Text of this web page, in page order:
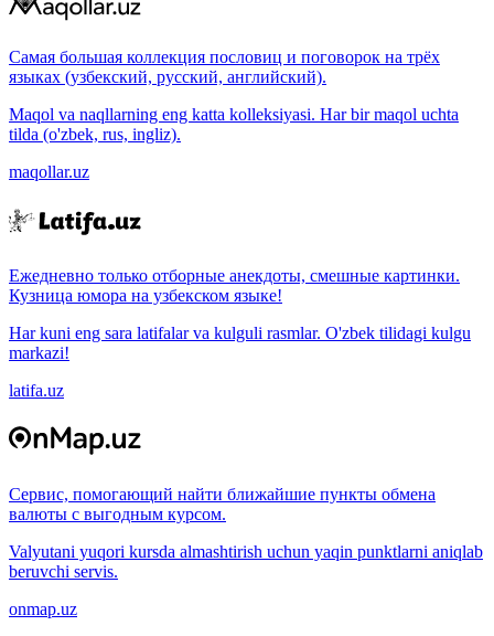
Самая большая коллекция пословиц и поговорок на трёх
языках (узбекский, русский, английский).
Maqol va naqllarning eng katta kolleksiyasi. Har bir maqol uchta
tilda (o'zbek, rus, ingliz).
maqollar.uz
Ежедневно только отборные анекдоты, смешные картинки.
Кузница юмора на узбекском языке!
Har kuni eng sara latifalar va kulguli rasmlar. O'zbek tilidagi kulgu
markazi!
latifa.uz
Сервис, помогающий найти ближайшие пункты обмена
валюты с выгодным курсом.
Valyutani yuqori kursda almashtirish uchun yaqin punktlarni aniqlab
beruvchi servis.
onmap.uz